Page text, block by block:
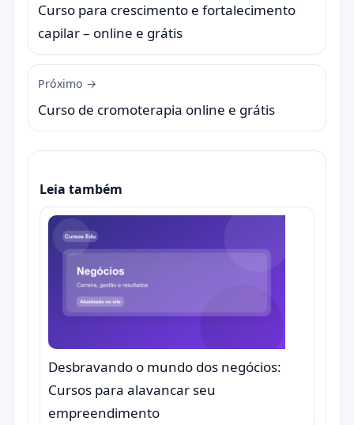
Curso para crescimento e fortalecimento
capilar – online e grátis
Próximo →
Curso de cromoterapia online e grátis
Leia também
Desbravando o mundo dos negócios:
Cursos para alavancar seu
empreendimento